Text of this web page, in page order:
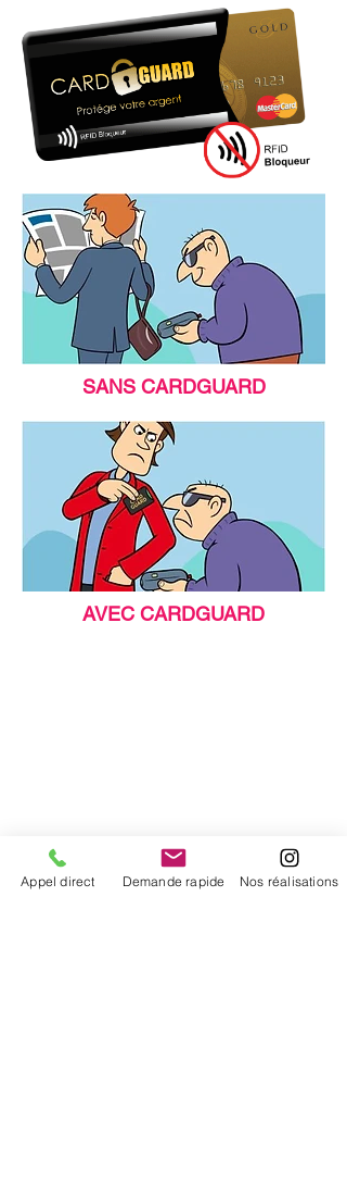
SANS CARDGUARD
AVEC CARDGUARD
Retour à l'accueil
Appel direct Demande rapide Nos réalisations